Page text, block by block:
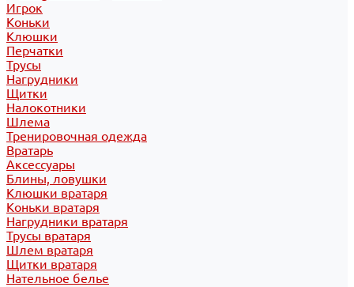
Игрок
Коньки
Клюшки
Перчатки
Трусы
Нагрудники
Щитки
Налокотники
Шлема
Тренировочная одежда
Вратарь
Аксессуары
Блины, ловушки
Клюшки вратаря
Коньки вратаря
Нагрудники вратаря
Трусы вратаря
Шлем вратаря
Щитки вратаря
Нательное белье